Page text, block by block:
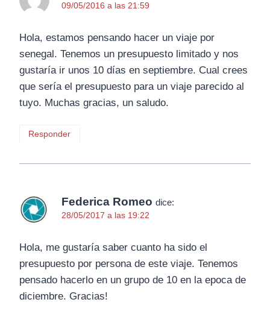
09/05/2016 a las 21:59
Hola, estamos pensando hacer un viaje por
senegal. Tenemos un presupuesto limitado y nos
gustaría ir unos 10 días en septiembre. Cual crees
que sería el presupuesto para un viaje parecido al
tuyo. Muchas gracias, un saludo.
Responder
Federica Romeo dice:
28/05/2017 a las 19:22
Hola, me gustaría saber cuanto ha sido el
presupuesto por persona de este viaje. Tenemos
pensado hacerlo en un grupo de 10 en la epoca de
diciembre. Gracias!